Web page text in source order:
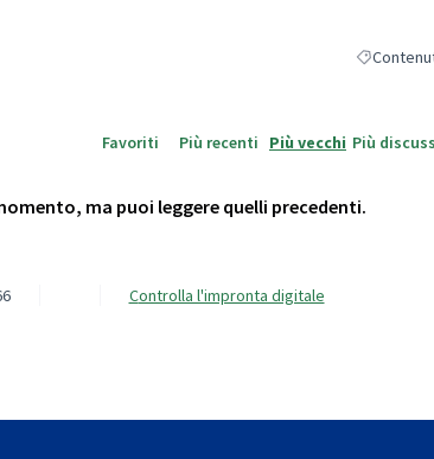
Filtra i
Favoriti Più recenti Più vecchi Più
ma puoi leggere quelli precedenti.
Controlla l'impronta digitale